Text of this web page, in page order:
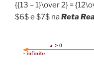
{{13 – 1}\over 2} =
$6$ e $7$ naReta